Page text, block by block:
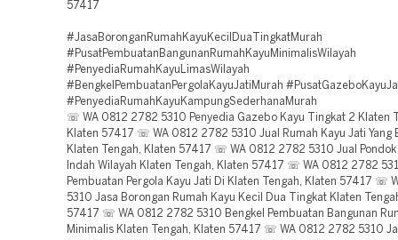
57417
#JasaBoronganRumahKayuKecilDuaTingkatMurah
#PusatPembuatanBangunanRumahKayuMinimalisWilayah
#PenyediaRumahKayuLimasWilayah
#BengkelPembuatanPergolaKayuJatiMurah
#PenyediaRumahKayuKampungSederhanaMurah
☏ WA 0812 2782 5310 Penyedia Gazebo Kayu Tingkat 2 Klaten
Klaten 57417 ☏ WA 0812 2782 5310 Jual Rumah Kayu Jati Yang
Klaten Tengah, Klaten 57417 ☏ WA 0812 2782 5310 Jual Pondok
Indah Wilayah Klaten Tengah, Klaten 57417 ☏ WA 0812 2782
Pembuatan Pergola Kayu Jati Di Klaten Tengah, Klaten 57417 ☏
5310 Jasa Borongan Rumah Kayu Kecil Dua Tingkat Klaten
57417 ☏ WA 0812 2782 5310 Bengkel Pembuatan Bangunan
Minimalis Klaten Tengah, Klaten 57417 ☏ WA 0812 2782 5310